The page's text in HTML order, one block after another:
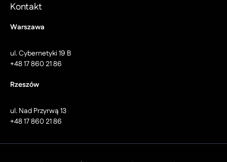
Kontakt
Warszawa
ul. Cybernetyki 19 B
+48 17 860 21 86
Rzeszów
ul. Nad Przyrwą 13
+48 17 860 21 86